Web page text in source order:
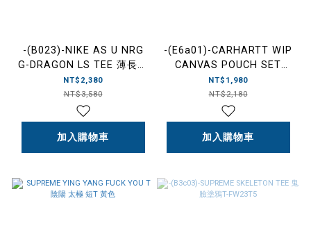
-(B023)-NIKE AS U NRG
G-DRAGON LS TEE 薄長袖
雛菊 -DR0098 黑010/白
100
NT$2,380
NT$3,580
加入購物車
-(E6a01)-CARHARTT WIP
CANVAS POUCH SET
(SET 0F 3) 拉鏈 錢包 收納
袋 三入組 咖啡色-I034758
NT$1,980
NT$2,180
加入購物車